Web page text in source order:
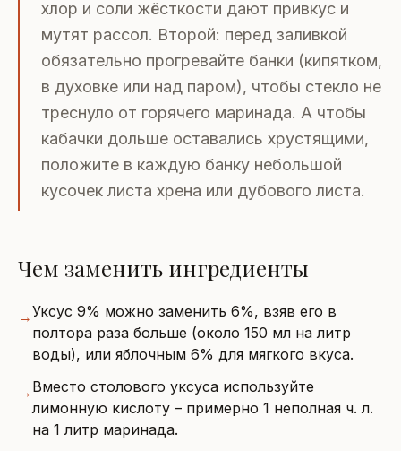
хлор и соли жёсткости дают привкус и
мутят рассол. Второй: перед заливкой
обязательно прогревайте банки (кипятком,
в духовке или над паром), чтобы стекло не
треснуло от горячего маринада. А чтобы
кабачки дольше оставались хрустящими,
положите в каждую банку небольшой
кусочек листа хрена или дубового листа.
Чем заменить ингредиенты
→Уксус 9% можно заменить 6%, взяв его в
полтора раза больше (около 150 мл на литр
воды), или яблочным 6% для мягкого вкуса.
→ Вместо столового уксуса используйте
лимонную кислоту – примерно 1 неполная ч. л.
на 1 литр маринада.